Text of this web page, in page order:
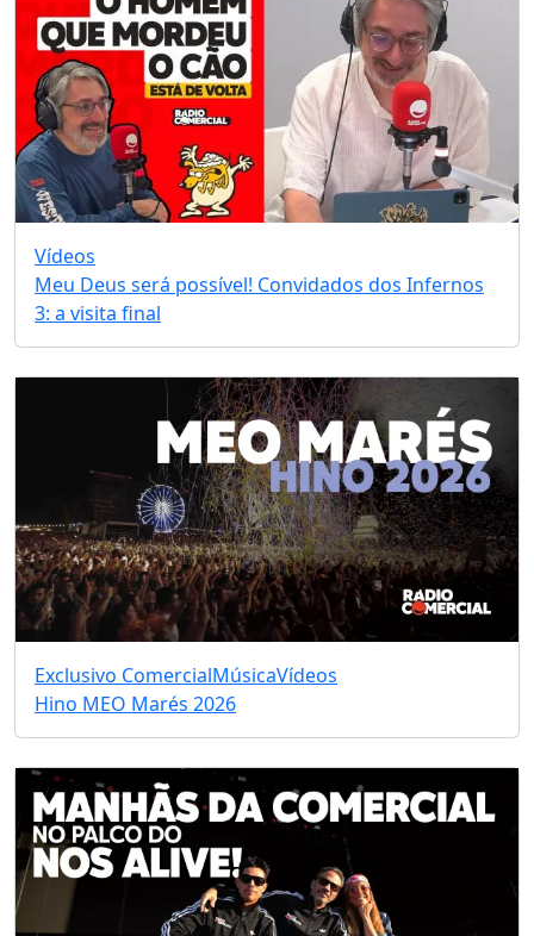
Vídeos
Meu Deus será possível! Convidados dos Infernos
3: a visita final
Exclusivo ComercialMúsicaVídeos
Hino MEO Marés 2026